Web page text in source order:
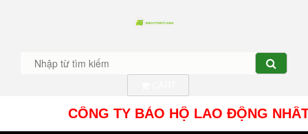
CÔNG TY BẢO HỘ LAO ĐỘNG